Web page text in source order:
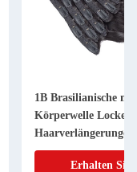
1B Brasilianische
Körperwelle Locker
Haar
Erhalten Sie